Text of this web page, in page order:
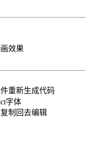
效果
重新生成代码
字体
制回去编辑